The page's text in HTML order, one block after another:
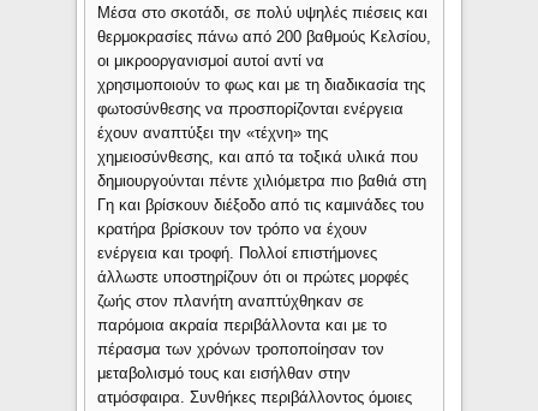
Μέσα στο σκοτάδι, σε πολύ υψηλές πιέσεις και
θερμοκρασίες πάνω από 200 βαθμούς Κελσίου,
οι μικροοργανισμοί αυτοί αντί να
χρησιμοποιούν το φως και με τη διαδικασία της
φωτοσύνθεσης να προσπορίζονται ενέργεια
έχουν αναπτύξει την «τέχνη» της
χημειοσύνθεσης, και από τα τοξικά υλικά που
δημιουργούνται πέντε χιλιόμετρα πιο βαθιά στη
Γη και βρίσκουν διέξοδο από τις καμινάδες του
κρατήρα βρίσκουν τον τρόπο να έχουν
ενέργεια και τροφή. Πολλοί επιστήμονες
άλλωστε υποστηρίζουν ότι οι πρώτες μορφές
ζωής στον πλανήτη αναπτύχθηκαν σε
παρόμοια ακραία περιβάλλοντα και με το
πέρασμα των χρόνων τροποποίησαν τον
μεταβολισμό τους και εισήλθαν στην
ατμόσφαιρα. Συνθήκες περιβάλλοντος όμοιες